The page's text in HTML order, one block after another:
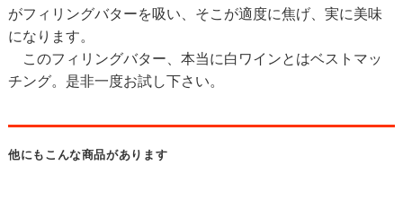
がフィリングバターを吸い、そこが適度に焦げ、実に美味
になります。
このフィリングバター、本当に白ワインとはベストマッ
チング。是非一度お試し下さい。
他にもこんな商品があります